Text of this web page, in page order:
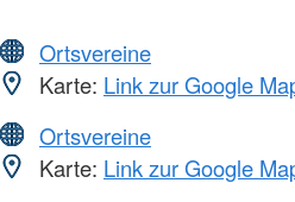
Ortsvereine
Karte: Link zur Google
Ortsvereine
Karte: Link zur Google